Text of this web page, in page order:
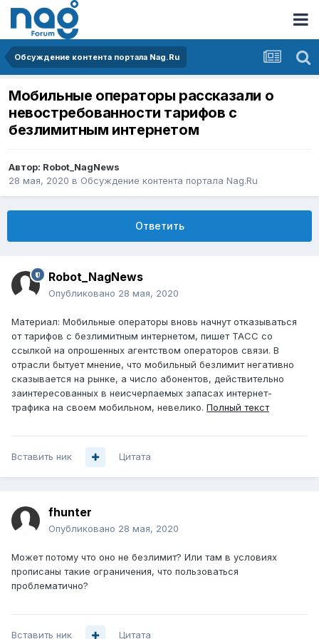
Обсуждение контента портала Nag.Ru
Мобильные операторы рассказали о
невостребованности тарифов с
безлимитным интернетом
Автор: Robot_NagNews
28 мая, 2020 в Обсуждение контента портала Nag.Ru
Ответить
Robot_NagNews
Опубликовано 28 мая, 2020
Материал: Мобильные операторы вновь начнут отказываться
от тарифов с безлимитным интернетом, пишет ТАСС со
ссылкой на опрошенных агентством операторов связи. В
отрасли бытует мнение, что мобильный безлимит негативно
сказывается на рынке, а число абонентов, действительно
заинтересованных в неисчерпаемых запасах интернет-
трафика на своем мобильном, невелико. Полный текст
Вставить ник Цитата
fhunter
Опубликовано 28 мая, 2020
Может потому что оно не безлимит? Или там в условиях
прописаны такие ограничения, что пользоваться
проблематично?
Вставить ник Цитата